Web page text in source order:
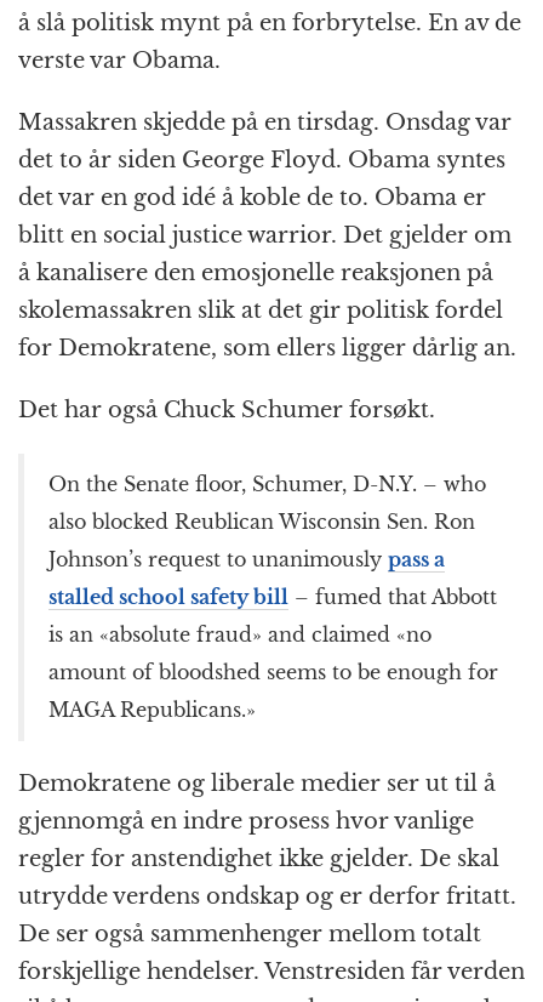
å slå politisk mynt på en forbrytelse. En av de
verste var Obama.
Massakren skjedde på en tirsdag. Onsdag var
det to år siden George Floyd. Obama syntes
det var en god idé å koble de to. Obama er
blitt en social justice warrior. Det gjelder om
å kanalisere den emosjonelle reaksjonen på
skolemassakren slik at det gir politisk fordel
for Demokratene, som ellers ligger dårlig an.
Det har også Chuck Schumer forsøkt.
On the Senate floor, Schumer, D-N.Y. – who
also blocked Reublican Wisconsin Sen. Ron
Johnson’s request to unanimously pass a
stalled school safety bill – fumed that Abbott
is an «absolute fraud» and claimed «no
amount of bloodshed seems to be enough for
MAGA Republicans.»
Demokratene og liberale medier ser ut til å
gjennomgå en indre prosess hvor vanlige
regler for anstendighet ikke gjelder. De skal
utrydde verdens ondskap og er derfor fritatt.
De ser også sammenhenger mellom totalt
forskjellige hendelser. Venstresiden får verden